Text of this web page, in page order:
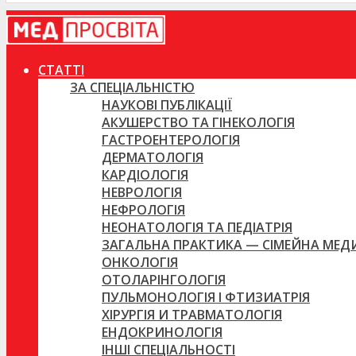
СТАТТІ
ЗА СПЕЦІАЛЬНІСТЮ
НАУКОВІ ПУБЛІКАЦІЇ
АКУШЕРСТВО ТА ГІНЕКОЛОГІЯ
ГАСТРОЕНТЕРОЛОГІЯ
ДЕРМАТОЛОГІЯ
КАРДІОЛОГІЯ
НЕВРОЛОГІЯ
НЕФРОЛОГІЯ
НЕОНАТОЛОГІЯ ТА ПЕДІАТРІЯ
ЗАГАЛЬНА ПРАКТИКА — СІМЕЙНА
ОНКОЛОГІЯ
ОТОЛАРІНГОЛОГІЯ
ПУЛЬМОНОЛОГІЯ І ФТИЗИАТРІЯ
ХІРУРГІЯ И ТРАВМАТОЛОГІЯ
ЕНДОКРИНОЛОГІЯ
ІНШІ СПЕЦІАЛЬНОСТІ